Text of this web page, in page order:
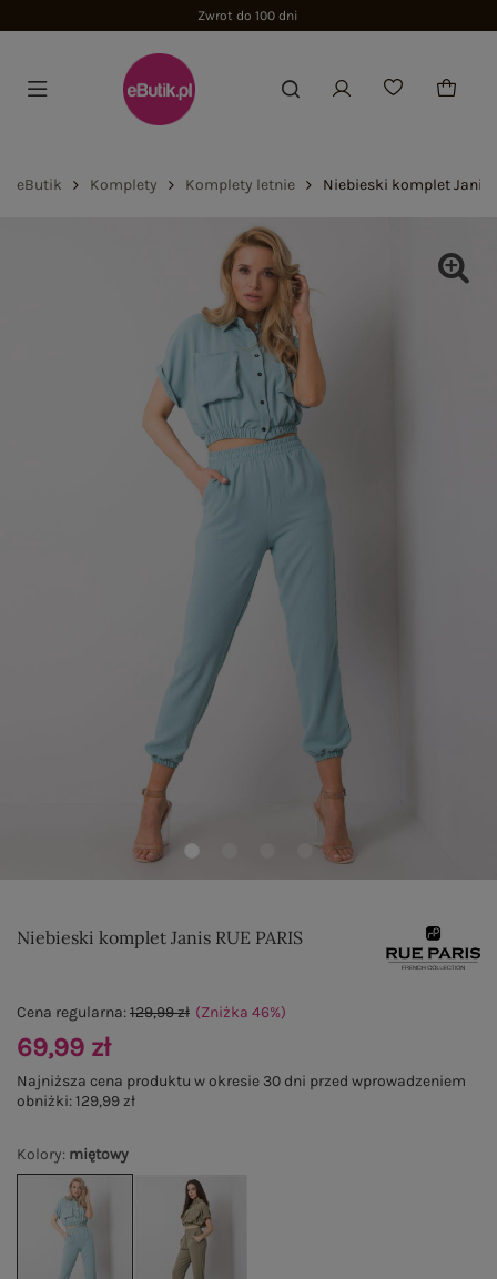
Zwrot do 100 dni
eButik Komplety Komplety letnie Niebieski komplet Janis
Niebieski komplet Janis RUE PARIS
Kolory: miętowy
Cena regularna:129,99 zł (Zniżka 46%)
69,99 zł
Najniższa cena produktu w okresie 30 dni przed wprowadzeniem
obniżki:129,99 zł